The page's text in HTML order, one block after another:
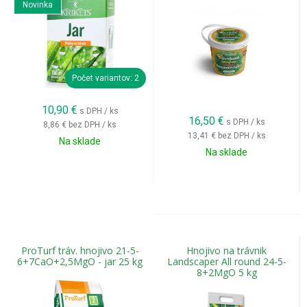
Novinka
Počet variantov: 2
10,90 € s DPH / ks
8,86 € bez DPH / ks
Na sklade
16,50 € s DPH / ks
13,41 € bez DPH / ks
Na sklade
ProTurf tráv. hnojivo 21-5-
6+7CaO+2,5MgO - jar 25 kg
Hnojivo na trávnik
Landscaper All round 24-5-
8+2MgO 5 kg